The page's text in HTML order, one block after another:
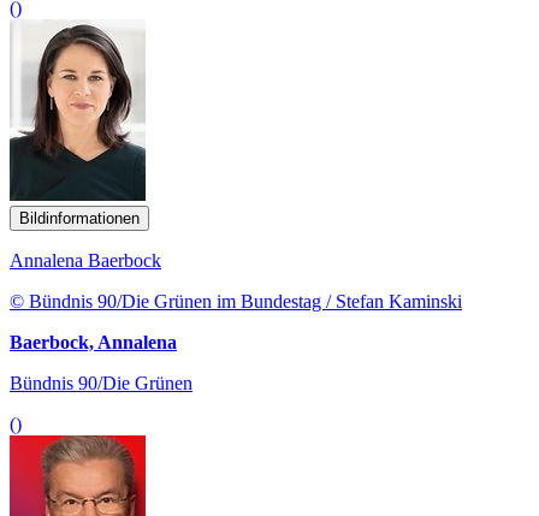
()
Bildinformationen
Annalena Baerbock
© Bündnis 90/Die Grünen im Bundestag / Stefan Kaminski
Baerbock, Annalena
Bündnis 90/Die Grünen
()